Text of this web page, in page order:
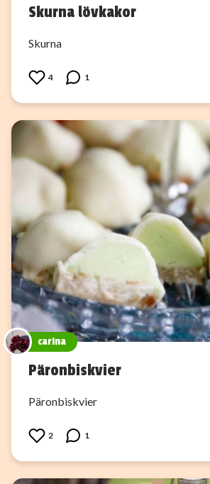
Skurna lövkakor
Skurna
4 1
carina
Päronbiskvier
Päronbiskvier
2 1